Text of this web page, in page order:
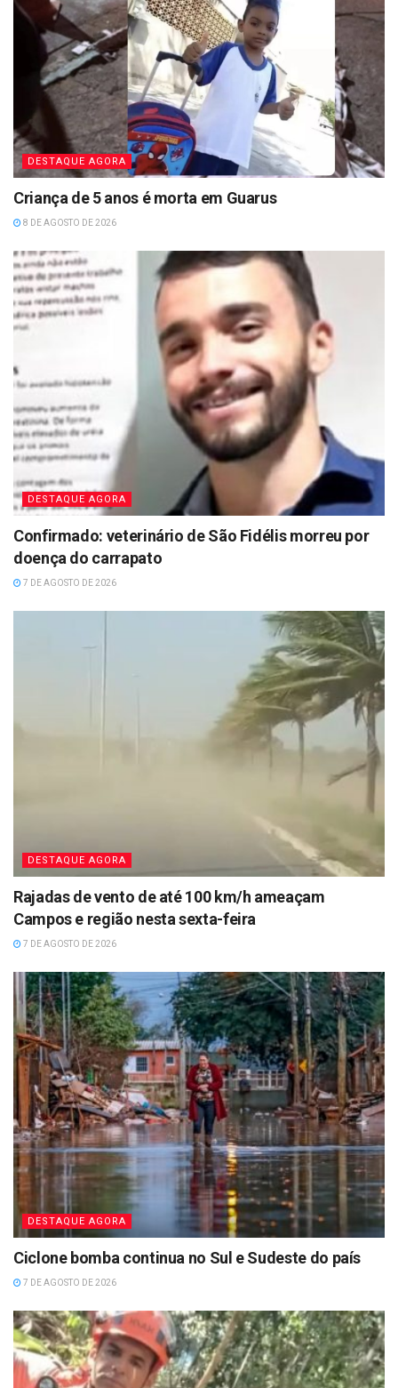
DESTAQUE AGORA
Criança de 5 anos é morta em Guarus
8 DE AGOSTO DE 2026
DESTAQUE AGORA
Confirmado: veterinário de São Fidélis morreu por
doença do carrapato
7 DE AGOSTO DE 2026
DESTAQUE AGORA
Rajadas de vento de até 100 km/h ameaçam
Campos e região nesta sexta-feira
7 DE AGOSTO DE 2026
DESTAQUE AGORA
Ciclone bomba continua no Sul e Sudeste do país
7 DE AGOSTO DE 2026